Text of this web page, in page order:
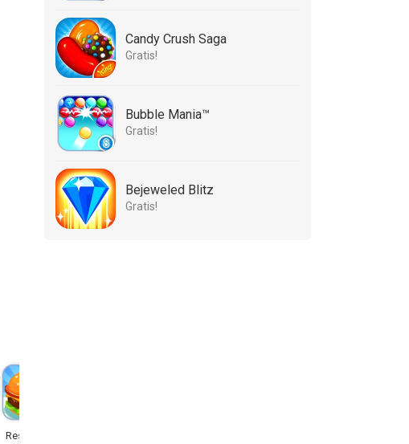
Restaurant
Candy Crush Saga
Gratis!
Bubble Mania™
Gratis!
Bejeweled Blitz
Gratis!